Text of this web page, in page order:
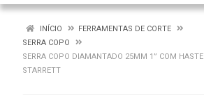
INÍCIO
FERRAMENTAS DE CORTE
SERRA COPO
SERRA COPO DIAMANTADO 25MM 1” COM HASTE
STARRETT